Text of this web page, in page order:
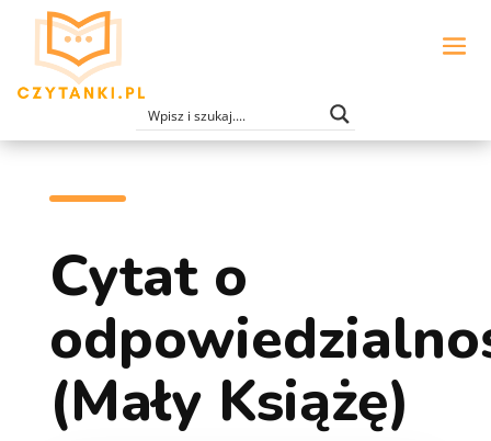
Cytat o
(Mały Książę)